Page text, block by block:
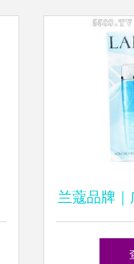
包装
兰蔻品牌
批发